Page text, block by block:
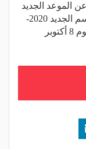
عن الموعد الجديد
لانطلاق المسابقات الكروية في البلاد للموسم الجديد 2020-
2021. وقرر الاتحاد انطلاق الموسم الجديد يوم 8 أكتوبر